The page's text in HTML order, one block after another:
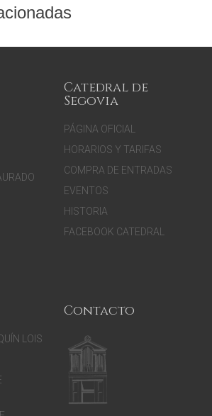
Catedral de
Segovia
PÁGINA OFICIAL
HORARIOS Y TARIFAS
COMPRA DE ENTRADAS
EVENTOS
HISTORIA
FACEBOOK CATEDRAL
LOIS
Contacto